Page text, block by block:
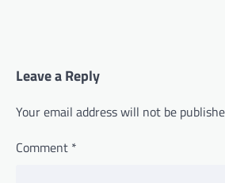
Leave a Reply
Your email address will not be
Comment *